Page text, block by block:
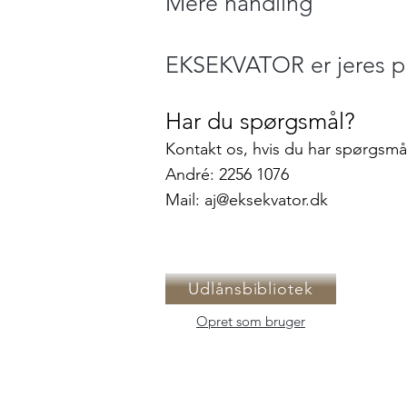
EKSEKVATOR er jeres
Har du spørgsmål?
Kontakt os, hvis du har
André: 2256 1076
Mail: aj@eksekvator.dk
Udlånsbibliotek
Opret som bruger